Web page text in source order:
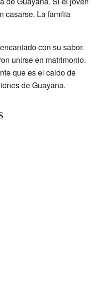
casarse. La familia
con su sabor.
unirse en matrimonio.
que es el caldo de
de Guayana.